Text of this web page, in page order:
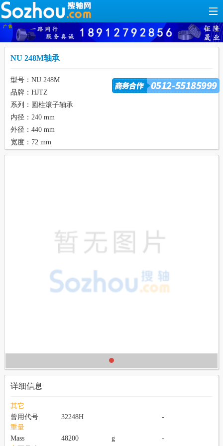
NU 248M轴承
型号：NU 248M
品牌：HJTZ
系列：圆柱滚子轴承
内径：240 mm
外径：440 mm
宽度：72 mm
详细信息
其它
曾用代号
32248H
-
重量
Mass
48200 g
-